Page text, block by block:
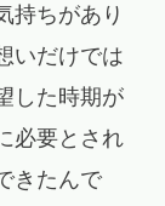
持ちがあり
いだけでは
した時期が
必要とされ
きたんで